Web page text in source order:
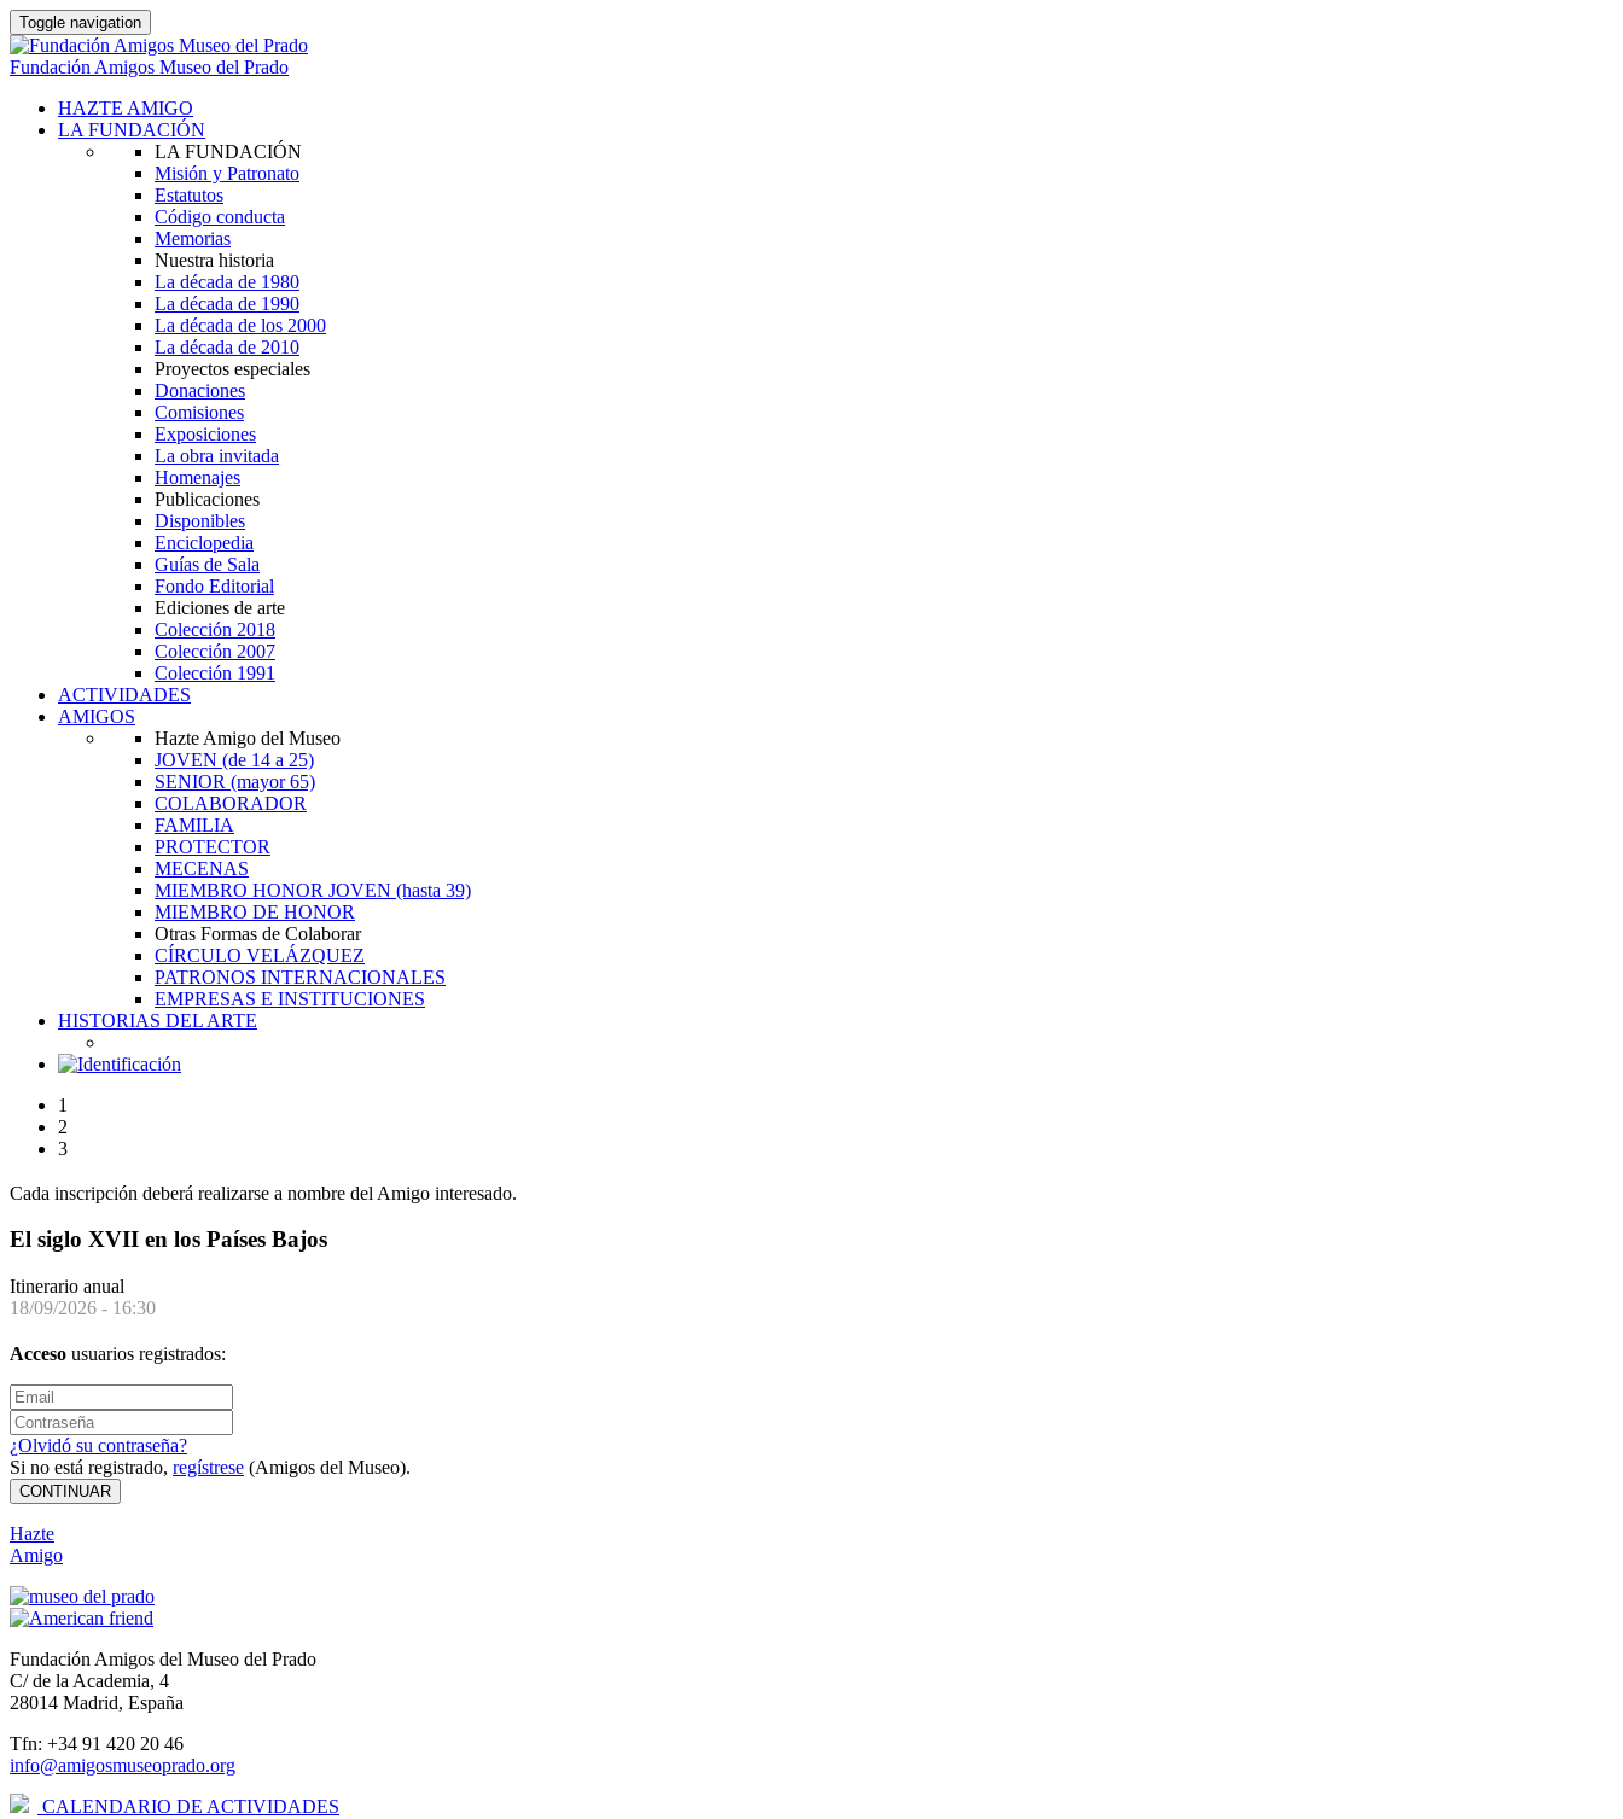
Toggle navigation
Fundación Amigos Museo del Prado
HAZTE AMIGO
LA FUNDACIÓN
LA FUNDACIÓN
Misión y Patronato
Estatutos
Código conducta
Memorias
Nuestra historia
La década de 1980
La década de 1990
La década de los 2000
La década de 2010
Proyectos especiales
Donaciones
Comisiones
Exposiciones
La obra invitada
Homenajes
Publicaciones
Disponibles
Enciclopedia
Guías de Sala
Fondo Editorial
Ediciones de arte
Colección 2018
Colección 2007
Colección 1991
ACTIVIDADES
AMIGOS
Hazte Amigo del Museo
JOVEN (de 14 a 25)
SENIOR (mayor 65)
COLABORADOR
FAMILIA
PROTECTOR
MECENAS
MIEMBRO HONOR JOVEN (hasta 39)
MIEMBRO DE HONOR
Otras Formas de Colaborar
CÍRCULO VELÁZQUEZ
PATRONOS INTERNACIONALES
EMPRESAS E INSTITUCIONES
HISTORIAS DEL ARTE
1
2
3
Cada inscripción deberá realizarse a nombre del Amigo interesado.
El siglo XVII en los Países Bajos
Itinerario anual
18/09/2026 - 16:30
Acceso usuarios registrados:
¿Olvidó su contraseña?
Si no está registrado, regístrese (Amigos del Museo).
CONTINUAR
Hazte
Amigo
Fundación Amigos del Museo del Prado
C/ de la Academia, 4
28014 Madrid, España
Tfn: +34 91 420 20 46
info@amigosmuseoprado.org
CALENDARIO DE ACTIVIDADES